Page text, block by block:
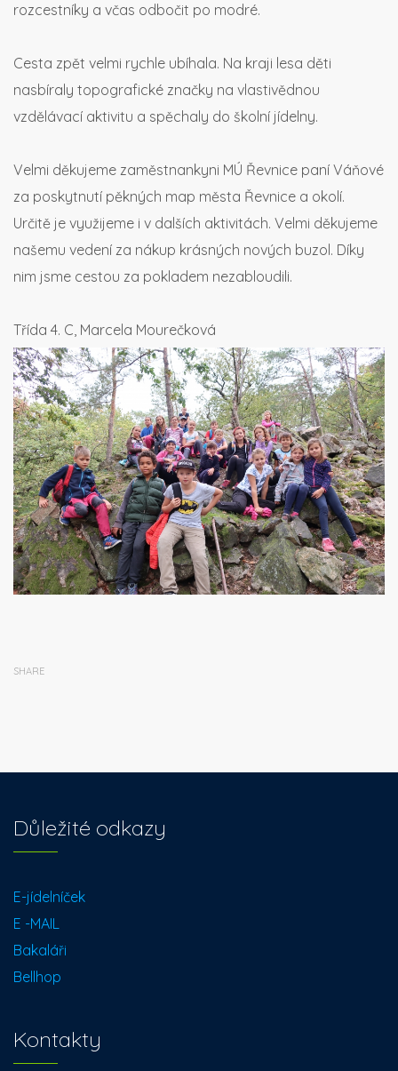
rozcestníky a včas odbočit po modré.
Cesta zpět velmi rychle ubíhala. Na kraji lesa děti
nasbíraly topografické značky na vlastivědnou
vzdělávací aktivitu a spěchaly do školní jídelny.
Velmi děkujeme zaměstnankyni MÚ Řevnice paní Váňové
za poskytnutí pěkných map města Řevnice a okolí.
Určitě je využijeme i v dalších aktivitách. Velmi děkujeme
našemu vedení za nákup krásných nových buzol. Díky
nim jsme cestou za pokladem nezabloudili.
Třída 4. C, Marcela Mourečková
SHARE
Důležité odkazy
E-jídelníček
E -MAIL
Bakaláři
Bellhop
Kontakty